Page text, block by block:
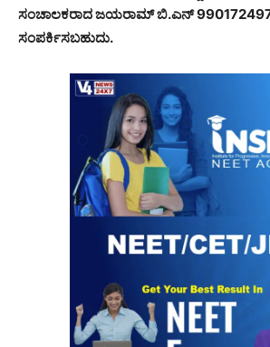
ಸಂಚಾಲಕರಾದ ಜಯರಾಮ್ ಬಿ.ಎನ್
ಸಂಪರ್ಕಿಸಬಹುದು.